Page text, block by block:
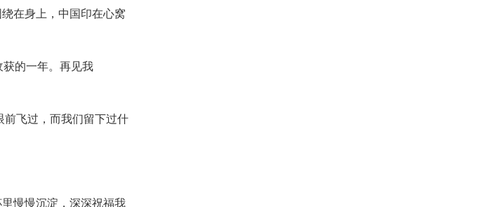
在身上，中国印在心窝
的一年。再见我
飞过，而我们留下过什
慢慢沉淀，深深祝福我